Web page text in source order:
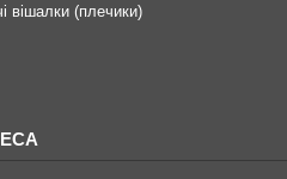
вішалки (плечики)